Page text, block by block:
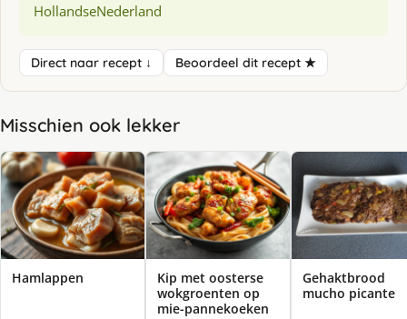
HollandseNederland
Direct naar recept ↓ Beoordeel dit recept ★
Misschien ook lekker
Hamlappen
Kip met oosterse
wokgroenten op
mie-pannekoeken
Gehaktbrood
mucho picante